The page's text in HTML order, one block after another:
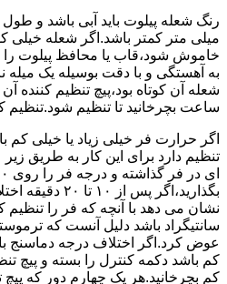
میلی متر کمتر باشد.اگر شعله خیلی
خاموش شود،قاب یا محافظ پیلوت را
به آهستگی و با دقت بوسیله یک میله
شعله آن کوتاه بود،پیچ تنظیم
ساعت بچرخانید تا تنظیم شود.تنظیم
اگر حرارت فر خیلی زیاد یا خیلی کم
تنظیم دارد برای این کار به طریق
بگذارید،اگر پس
سانتیگراد باشد دلیل آنست که
عوض کرد.اگر اختلاف درجه دماسنج با
کم باشد دکمه کنترل را بسته و پیچ